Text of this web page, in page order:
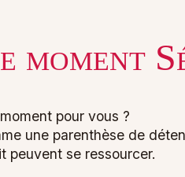
pour vous ?
une parenthèse de
peuvent se ressourcer.